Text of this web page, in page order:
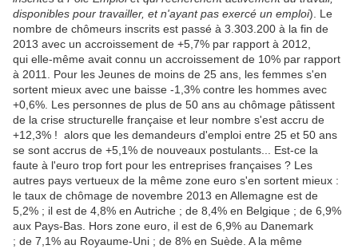
disponibles pour travailler, et n'ayant pas exercé un emploi). Le
nombre de chômeurs inscrits est passé à 3.303.200 à la fin de
2013 avec un accroissement de +5,7% par rapport à 2012,
qui elle-même avait connu un accroissement de 10% par rapport
à 2011. Pour les Jeunes de moins de 25 ans, les femmes s'en
sortent mieux avec une baisse -1,3% contre les hommes avec
+0,6%. Les personnes de plus de 50 ans au chômage pâtissent
de la crise structurelle française et leur nombre s'est accru de
+12,3% ! alors que les demandeurs d'emploi entre 25 et 50 ans
se sont accrus de +5,1% de nouveaux postulants... Est-ce la
faute à l'euro trop fort pour les entreprises françaises ? Les
autres pays vertueux de la même zone euro s'en sortent mieux :
le taux de chômage de novembre 2013 en Allemagne est de
5,2% ; il est de 4,8% en Autriche ; de 8,4% en Belgique ; de 6,9%
aux Pays-Bas. Hors zone euro, il est de 6,9% au Danemark
; de 7,1% au Royaume-Uni ; de 8% en Suède. A la même